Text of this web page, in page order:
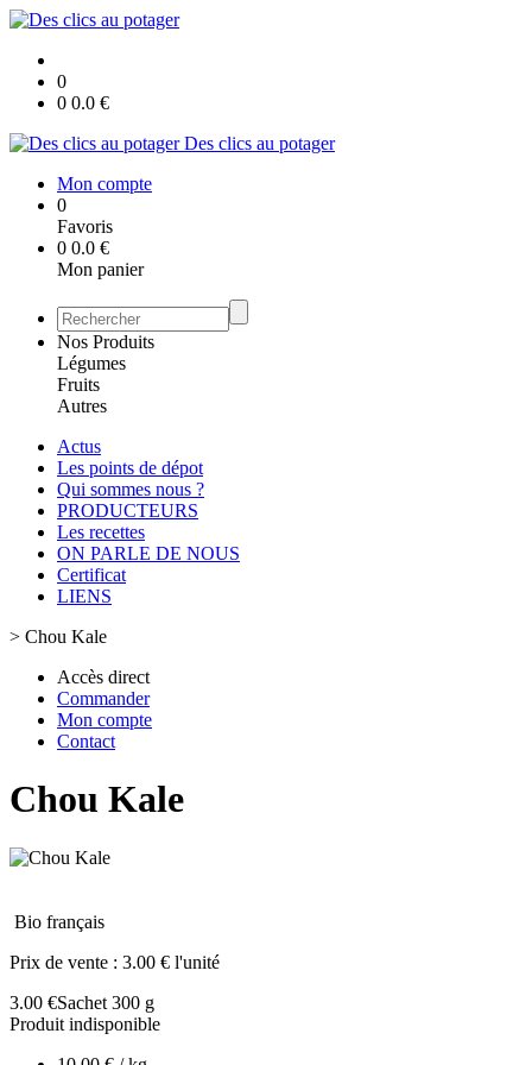
0
0 0.0 €
Des clics au potager
Mon compte
0
Favoris
0 0.0 €
Mon panier
Nos Produits
Légumes
Fruits
Autres
Actus
Les points de dépot
Qui sommes nous ?
PRODUCTEURS
Les recettes
ON PARLE DE NOUS
Certificat
LIENS
> Chou Kale
Accès direct
Commander
Mon compte
Contact
Chou Kale
Bio français
Prix de vente : 3.00 € l'unité
3.00 €Sachet 300 g
Produit indisponible